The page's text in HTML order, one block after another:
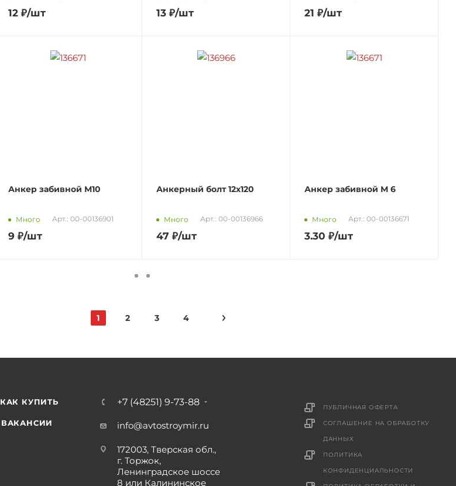
12 ₽/шт 13 ₽/шт 21 ₽/шт
Анкер забивной М10
Много Арт.: 00-00136901
9 ₽/шт
Анкерный болт 12х120
Много Арт.: 00-00136966
47 ₽/шт
Анкер забивной М 6
Много Арт.: 00-00136671
3.30 ₽/шт
1 2 3 4
КАК КУПИТЬ
ВАКАНСИИ
+7 (48251) 9-73-88
info@avtostroymir.ru
172003, Тверская обл.,
г. Торжок,
Ленинградское шоссе
8 или Калининское
ПУБЛИЧНАЯ ОФЕРТА
СОГЛАШЕНИЕ НА ОБРАБОТКУ
ДАННЫХ
ПОЛИТИКА
КОНФИДЕНЦИАЛЬНОСТИ